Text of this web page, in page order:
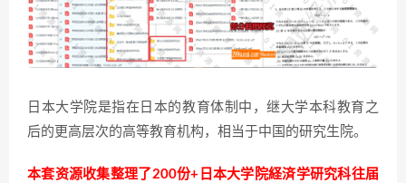
日本大学院是指在日本的教育体制中，继大学本科教育之
后的更高层次的高等教育机构，相当于中国的研究生院。
本套资源收集整理了200份+日本大学院経済学研究科往届